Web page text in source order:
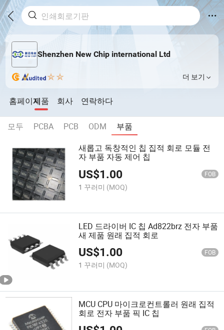
Shenzhen New Chip international Ltd
더 보기
홈페이지제품 회사 연락하다
모두 PCBA PCB ODM
부품
새롭고 독창적인 칩 집적 회로 모듈 전
자 부품 자동 제어 칩
US$1.00 FOB
1 꾸러미 (MOQ)
LED 드라이버 IC 칩 Ad822brz 전자 부품
새 제품 원래 집적 회로
US$1.00 FOB
1 꾸러미 (MOQ)
MCU CPU 마이크로컨트롤러 원래 집적
회로 전자 부품 픽 IC 칩